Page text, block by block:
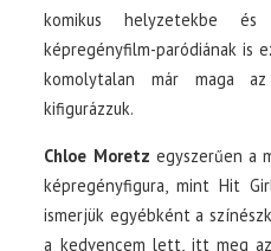
komikus helyzetekbe
képregényfilm-paródiának is
komolytalan már maga
kifigurázzuk.
Chloe Moretz egyszerűen a
képregényfigura, mint Hit
ismerjük egyébként a
a kedvencem lett, itt meg